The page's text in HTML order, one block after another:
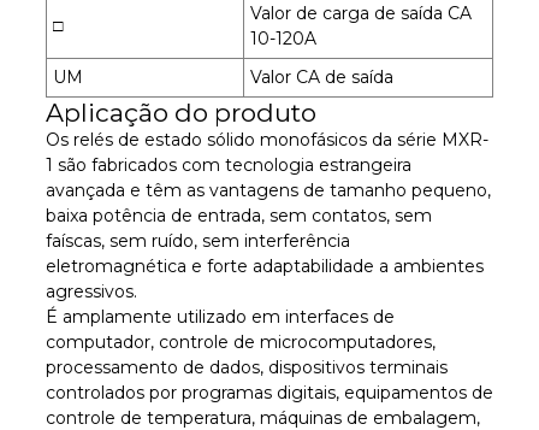
□
Valor de carga de saída CA
10-120A
UM
Valor CA de saída
Aplicação do produto
Os relés de estado sólido monofásicos da série MXR-
1 são fabricados com tecnologia estrangeira
avançada e têm as vantagens de tamanho pequeno,
baixa potência de entrada, sem contatos, sem
faíscas, sem ruído, sem interferência
eletromagnética e forte adaptabilidade a ambientes
agressivos.
É amplamente utilizado em interfaces de
computador, controle de microcomputadores,
processamento de dados, dispositivos terminais
controlados por programas digitais, equipamentos de
controle de temperatura, máquinas de embalagem,